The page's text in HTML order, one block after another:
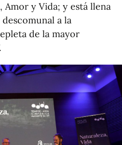
Amor y Vida; y está llena
a la
de la mayor